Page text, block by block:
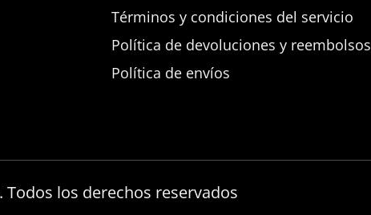
Términos y condiciones del servicio
Política de devoluciones y reembolsos
Política de envíos
los derechos reservados